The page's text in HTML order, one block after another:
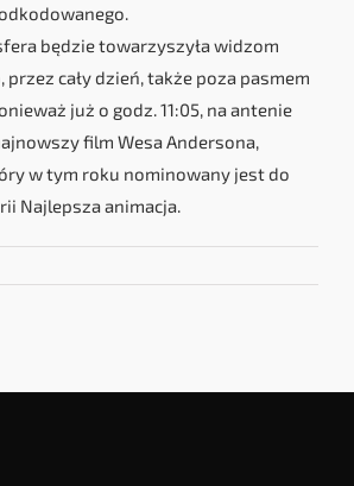
będzie towarzyszyła widzom
przez cały dzień, także poza pasmem
już o godz. 11:05, na antenie
film Wesa Andersona,
w tym roku nominowany jest do
Najlepsza animacja.